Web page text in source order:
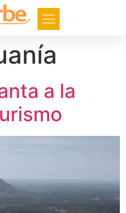
a la